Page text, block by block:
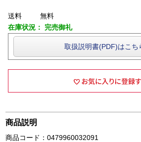
送料
無料
在庫状況： 完売御礼
取扱説明書(PDF)はこ
商品説明
商品コード：0479960032091